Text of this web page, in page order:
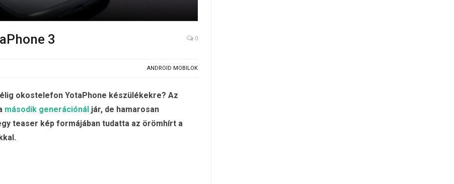
3 0
ANDROID MOBILOK
okostelefon YotaPhone készülékekre? Az
második generációnál jár, de hamarosan
teaser kép formájában tudatta az örömhírt a